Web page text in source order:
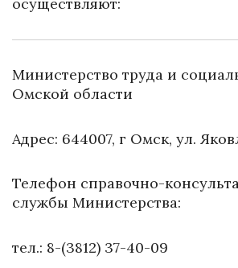
Министерство труда и
Омской области
Адрес: 644007, г Омск, ул.
Телефон справочно-
службы Министерства:
тел.: 8-(3812) 37-40-09